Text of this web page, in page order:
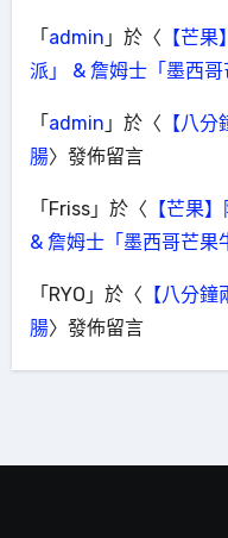
「admin 」於〈 【芒
派」 & 詹姆士「墨西哥
「admin 」於〈 【八
腸〉發佈留言
「Friss」於〈 【芒果
& 詹姆士「墨西哥芒果
「RYO 」於〈 【八分
腸〉發佈留言